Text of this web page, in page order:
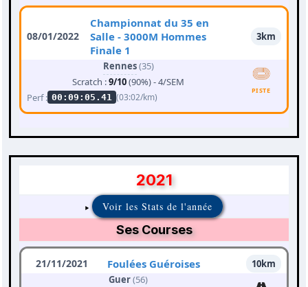
08/01/2022
Championnat du 35 en
Salle - 3000M Hommes
Finale 1
3km
Rennes(35)
Scratch :9/10(90%) - 4/SEM
Perf : 00:09:05.41 (03:02/km)
PISTE
2021
Voir les Stats de l'année
Ses Courses
21/11/2021 Foulées Guéroises
10km
Guer(56)